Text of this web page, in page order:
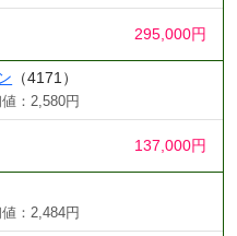
295,000円
（4171）
：2,580円
137,000円
：2,484円